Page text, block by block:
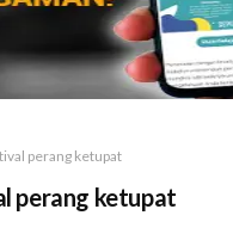
perang ketupat
perang ketupat